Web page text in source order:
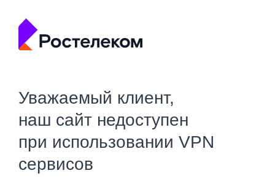
Уважаемый клиент,
наш сайт недоступен
при использовании VPN
сервисов